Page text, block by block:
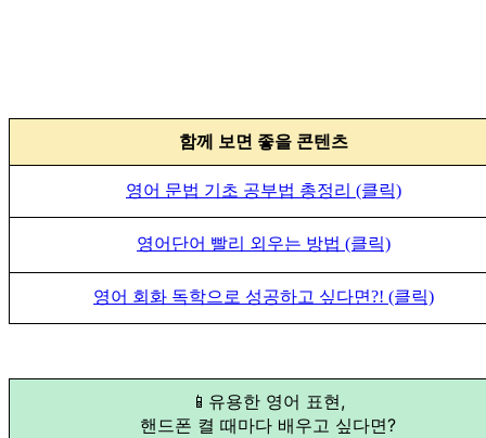
함께 보면 좋을 콘텐츠
영어 문법 기초 공부법 총정리 (클릭)
영어단어 빨리 외우는 방법 (클릭)
영어 회화 독학으로 성공하고 싶다면?! (클릭)
📱유용한 영어 표현,
핸드폰 켤 때마다 배우고 싶다면?